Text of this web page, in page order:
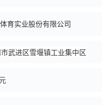
育实业股份有限公司
区雪堰镇工业集中区